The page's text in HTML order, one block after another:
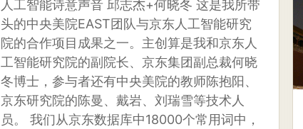
人工智能诗意声音 邱志杰+何晓冬 这是我所带
头的中央美院EAST团队与京东人工智能研究
院的合作项目成果之一。主创算是我和京东人
工智能研究院的副院长、京东集团副总裁何晓
冬博士，参与者还有中央美院的教师陈抱阳、
京东研究院的陈曼、戴岩、刘瑞雪等技术人
员。 我们从京东数据库中18000个常用词中，